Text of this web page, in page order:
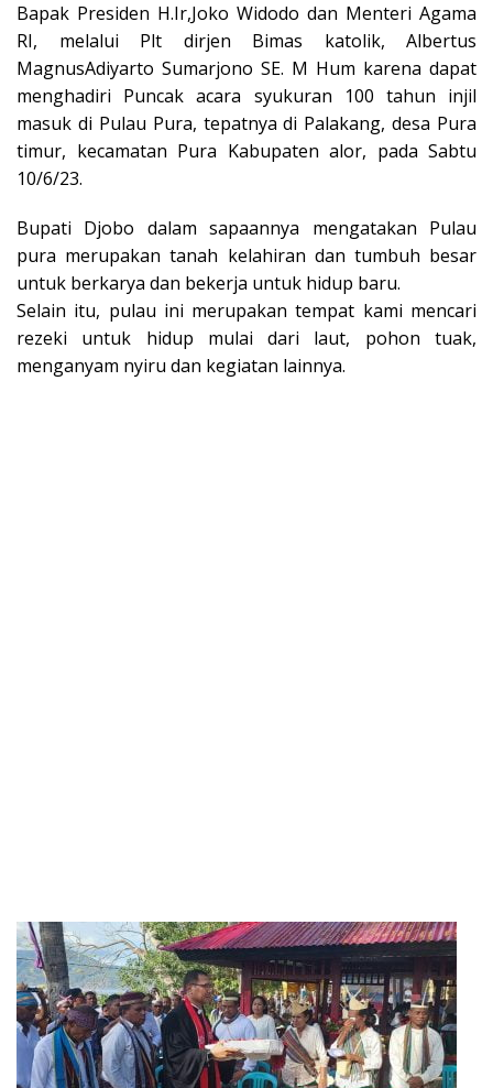
Bapak Presiden H.Ir,Joko Widodo dan Menteri Agama
RI, melalui Plt dirjen Bimas katolik, Albertus
MagnusAdiyarto Sumarjono SE. M Hum karena dapat
menghadiri Puncak acara syukuran 100 tahun injil
masuk di Pulau Pura, tepatnya di Palakang, desa Pura
timur, kecamatan Pura Kabupaten alor, pada Sabtu
10/6/23.
Bupati Djobo dalam sapaannya mengatakan Pulau
pura merupakan tanah kelahiran dan tumbuh besar
untuk berkarya dan bekerja untuk hidup baru.
Selain itu, pulau ini merupakan tempat kami mencari
rezeki untuk hidup mulai dari laut, pohon tuak,
menganyam nyiru dan kegiatan lainnya.